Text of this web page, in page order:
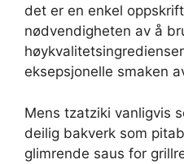
det er en enkel
nødvendigheten av å
eksepsjonelle smaken
Mens tzatziki vanligvis
deilig bakverk som
glimrende saus for